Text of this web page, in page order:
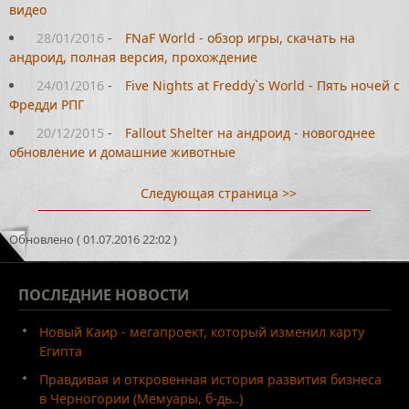
видео
28/01/2016 -
FNaF World - обзор игры, скачать на
андроид, полная версия, прохождение
24/01/2016 -
Five Nights at Freddy`s World - Пять ночей с
Фредди РПГ
20/12/2015 -
Fallout Shelter на андроид - новогоднее
обновление и домашние животные
Следующая страница >>
Обновлено ( 01.07.2016 22:02 )
ПОСЛЕДНИЕ НОВОСТИ
Новый Каир - мегапроект, который изменил карту
Египта
Правдивая и откровенная история развития бизнеса
в Черногории (Мемуары, б-дь..)